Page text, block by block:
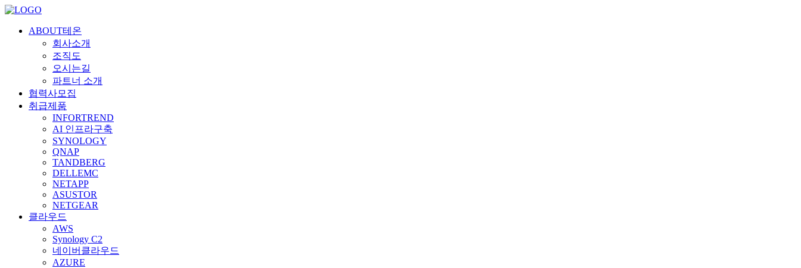
ABOUT테온
회사소개
조직도
오시는길
파트너 소개
협력사모집
취급제품
INFORTREND
AI 인프라구축
SYNOLOGY
QNAP
TANDBERG
DELLEMC
NETAPP
ASUSTOR
NETGEAR
클라우드
AWS
Synology C2
네이버클라우드
AZURE